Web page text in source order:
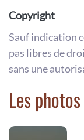
Copyright
Sauf indication
pas libres de
sans une
Les